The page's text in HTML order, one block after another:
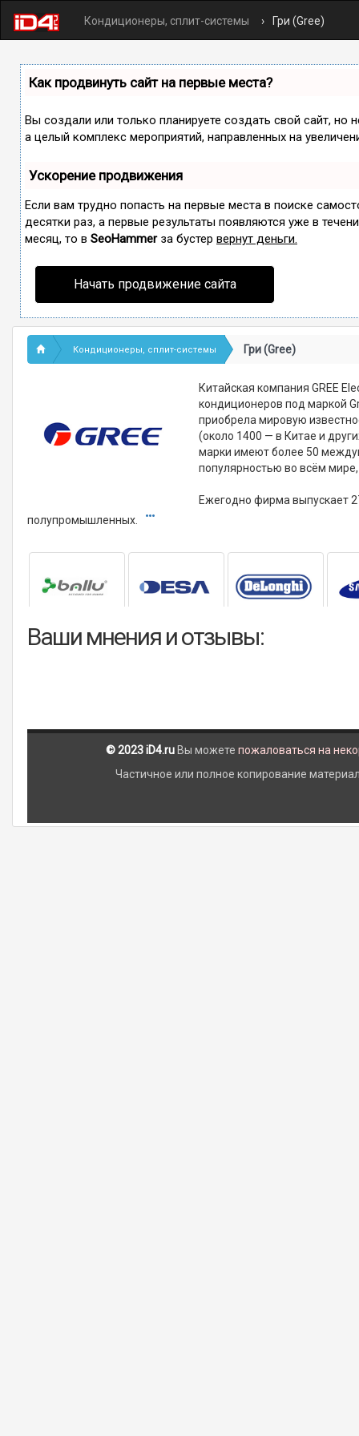
Кондиционеры, сплит-системы Гри (Gree)
Как продвинуть сайт на первые места?
Вы создали или только планируете создать свой сайт, но
а целый комплекс мероприятий, направленных на
Ускорение продвижения
Если вам трудно попасть на первые места в поиске
десятки раз, а первые результаты появляются уже в
месяц, то в SeoHammerза бустер вернут деньги.
Начать продвижение сайта
Кондиционеры, сплит-системы Гри (Gree)
Китайская компания GREE
кондиционеров под маркой
приобрела мировую
(около 1400 — в Китае и
марки имеют более 50
популярностью во всём мире,
Ежегодно фирма выпускает
полупромышленных.
Ваши мнения и отзывы:
© 2023 iD4.ru Вы можете пожаловаться на
Частичное или полное копирование